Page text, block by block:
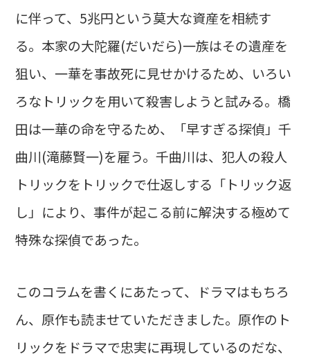
に伴って、5兆円という莫大な資産を相続す
る。本家の大陀羅(だいだら)一族はその遺産を
狙い、一華を事故死に見せかけるため、いろい
ろなトリックを用いて殺害しようと試みる。橋
田は一華の命を守るため、「早すぎる探偵」千
曲川(滝藤賢一)を雇う。千曲川は、犯人の殺人
トリックをトリックで仕返しする「トリック返
し」により、事件が起こる前に解決する極めて
特殊な探偵であった。
このコラムを書くにあたって、ドラマはもちろ
ん、原作も読ませていただきました。原作のト
リックをドラマで忠実に再現しているのだな、